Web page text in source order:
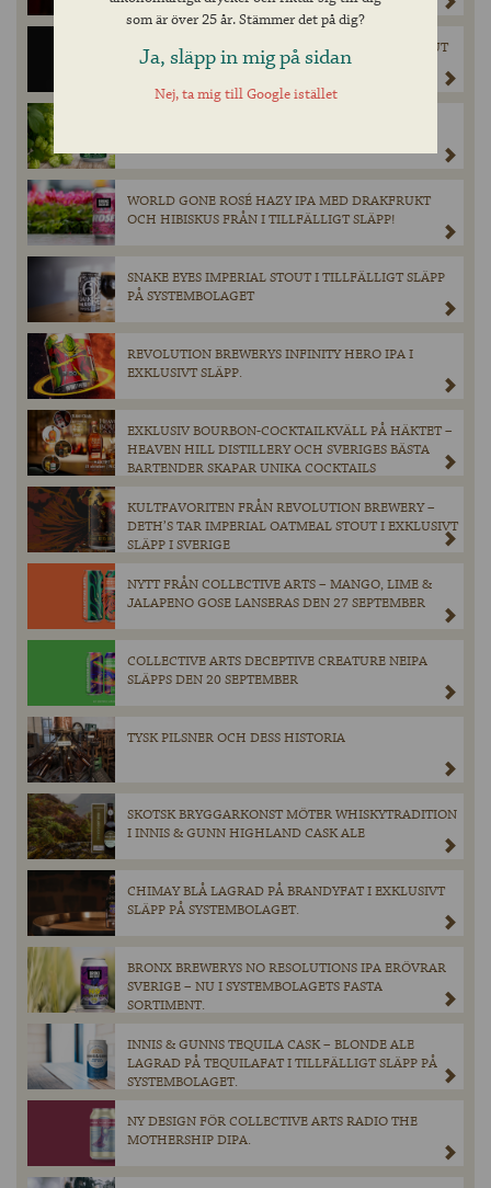
VANISHING POINT 08 – EXKLUSIV IMPERIAL STOUT
LAGRAD PÅ FAT FRÅN THE GLENLIVET.
WORLD GONE ROSÉ HAZY IPA MED DRAKFRUKT
OCH HIBISKUS FRÅN I TILLFÄLLIGT SLÄPP!
SNAKE EYES IMPERIAL STOUT I TILLFÄLLIGT SLÄPP
PÅ SYSTEMBOLAGET
REVOLUTION BREWERYS INFINITY HERO IPA I
EXKLUSIVT SLÄPP.
EXKLUSIV BOURBON-COCKTAILKVÄLL PÅ HÄKTET –
HEAVEN HILL DISTILLERY OCH SVERIGES BÄSTA
BARTENDER SKAPAR UNIKA COCKTAILS
KULTFAVORITEN FRÅN REVOLUTION BREWERY –
DETH’S TAR IMPERIAL OATMEAL STOUT I EXKLUSIVT
SLÄPP I SVERIGE
NYTT FRÅN COLLECTIVE ARTS – MANGO, LIME &
JALAPENO GOSE LANSERAS DEN 27 SEPTEMBER
COLLECTIVE ARTS DECEPTIVE CREATURE NEIPA
SLÄPPS DEN 20 SEPTEMBER
TYSK PILSNER OCH DESS HISTORIA
SKOTSK BRYGGARKONST MÖTER WHISKYTRADITION
I INNIS & GUNN HIGHLAND CASK ALE
CHIMAY BLÅ LAGRAD PÅ BRANDYFAT I EXKLUSIVT
SLÄPP PÅ SYSTEMBOLAGET.
BRONX BREWERYS NO RESOLUTIONS IPA ERÖVRAR
SVERIGE – NU I SYSTEMBOLAGETS FASTA
SORTIMENT.
INNIS & GUNNS TEQUILA CASK – BLONDE ALE
LAGRAD PÅ TEQUILAFAT I TILLFÄLLIGT SLÄPP PÅ
SYSTEMBOLAGET.
NY DESIGN FÖR COLLECTIVE ARTS RADIO THE
MOTHERSHIP DIPA.
som är över 25 år. Stämmer det på dig?
Ja, släpp in mig på sidan
Nej, ta mig till Google istället